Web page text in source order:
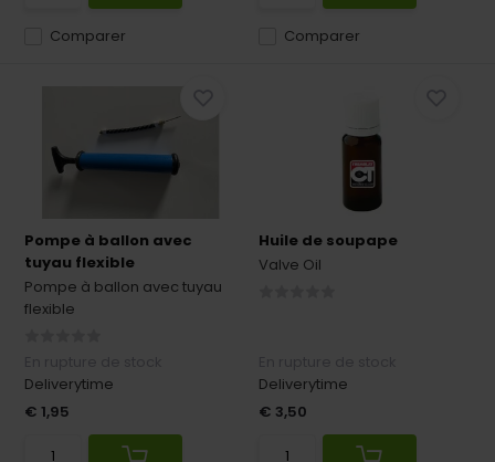
Comparer Comparer
Pompe à ballon avec
tuyau flexible
Pompe à ballon avec tuyau
flexible
Deliverytime
€ 1,95
Huile de soupape
Valve Oil
Deliverytime
€ 3,50